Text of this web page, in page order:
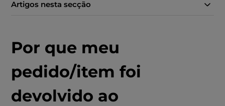
Artigos nesta secção
Por que meu
pedido/item foi
devolvido ao